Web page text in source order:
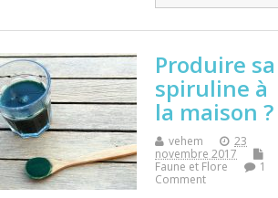
Produire sa
spiruline à
la maison ?
vehem
23
novembre 2017
Faune et Flore
1
Comment